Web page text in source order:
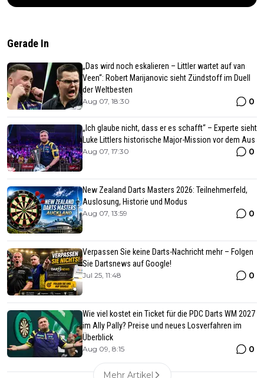
Gerade In
„Das wird noch eskalieren – Littler wartet auf van
Veen“: Robert Marijanovic sieht Zündstoff im Duell
der Weltbesten
Aug 07, 18:30 0
„Ich glaube nicht, dass er es schafft“ – Experte sieht
Luke Littlers historische Major-Mission vor dem Aus
Aug 07, 17:30 0
New Zealand Darts Masters 2026: Teilnehmerfeld,
Auslosung, Historie und Modus
Aug 07, 13:59 0
Verpassen Sie keine Darts-Nachricht mehr – Folgen
Sie Dartsnews auf Google!
Jul 25, 11:48 0
Wie viel kostet ein Ticket für die PDC Darts WM 2027
im Ally Pally? Preise und neues Losverfahren im
Überblick
Aug 09, 8:15 0
Mehr Artikel